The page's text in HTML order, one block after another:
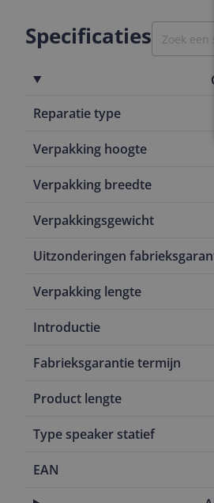
Specificaties
Reparatie type
Verpakking hoogte
Verpakking breedte
Verpakkingsgewicht
Uitzonderingen
Verpakking lengte
Introductie
Fabrieksgarantie termijn
Product lengte
Type speaker statief
EAN